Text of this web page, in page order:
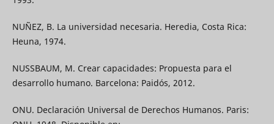
NUÑEZ, B. La universidad necesaria. Heredia, Costa Rica:
Heuna, 1974.
NUSSBAUM, M. Crear capacidades: Propuesta para el
desarrollo humano. Barcelona: Paidós, 2012.
ONU. Declaración Universal de Derechos Humanos. Paris: